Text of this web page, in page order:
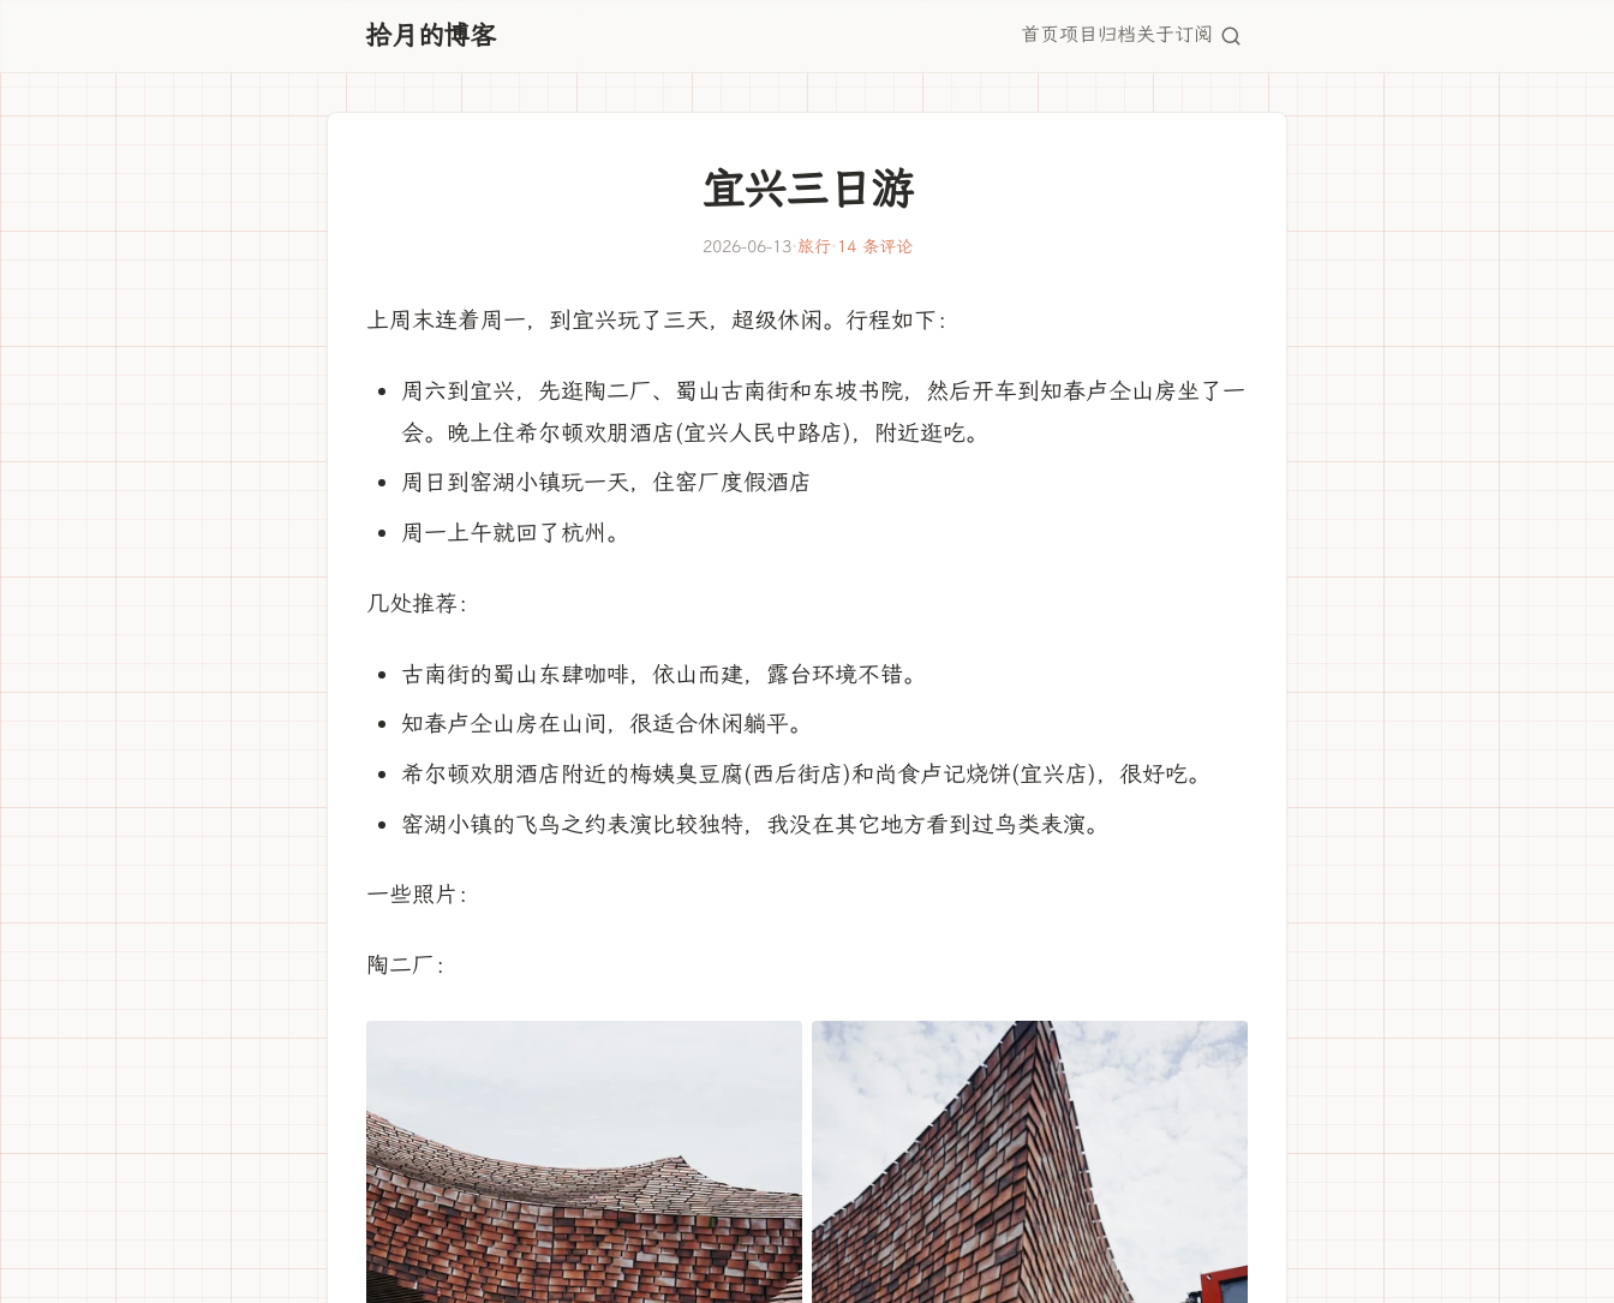
拾月的博客 首页项目 归档关于订阅
宜兴三日游
2026-06-13·旅行· 14 条评论
上周末连着周一，到宜兴玩了三天，超级休闲。行程如下：
周六到宜兴，先逛陶二厂、蜀山古南街和东坡书院，然后开车到知春卢仝山房坐了一
会。晚上住希尔顿欢朋酒店(宜兴人民中路店)，附近逛吃。
周日到窑湖小镇玩一天，住窑厂度假酒店
周一上午就回了杭州。
几处推荐：
古南街的蜀山东肆咖啡，依山而建，露台环境不错。
知春卢仝山房在山间，很适合休闲躺平。
希尔顿欢朋酒店附近的梅姨臭豆腐(西后街店)和尚食卢记烧饼(宜兴店)，很好吃。
窑湖小镇的飞鸟之约表演比较独特，我没在其它地方看到过鸟类表演。
一些照片：
陶二厂：